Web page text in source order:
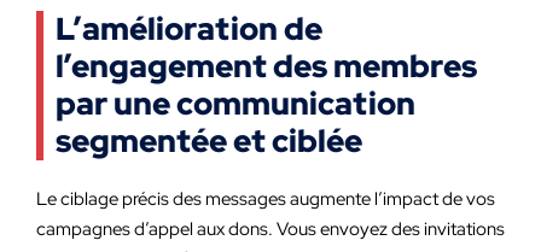
L’amélioration de
l’engagement des membres
par une communication
segmentée et ciblée
Le ciblage précis des messages augmente l’impact de vos
campagnes d’appel aux dons. Vous envoyez des invitations